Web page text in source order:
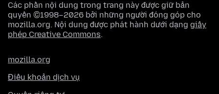
Các phần nội dung trong trang này được giữ bản
quyền ©1998–2026 bởi những người đóng góp cho
mozilla.org. Nội dung được phát hành dưới dạng giấy
phép Creative Commons.
mozilla.org
Điều khoản dịch vụ